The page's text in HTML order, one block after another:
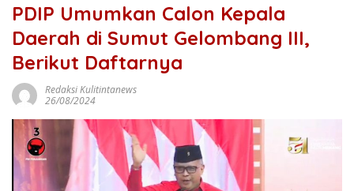
PDIP Umumkan Calon Kepala
Daerah di Sumut Gelombang III,
Berikut Daftarnya
Redaksi Kulitintanews
26/08/2024